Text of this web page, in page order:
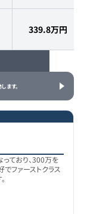
339.8万円
339.9万円
342.8万円
343.8万円
ます。
ており、300万を
ファーストクラス